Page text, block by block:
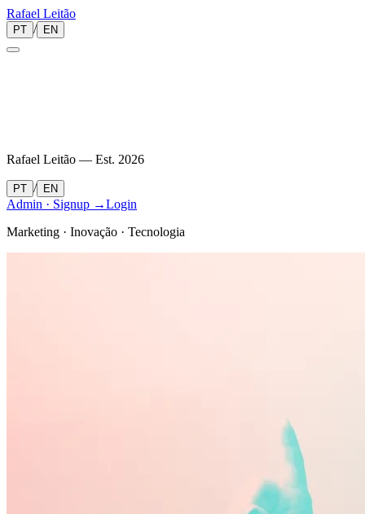
Rafael Leitão
PT / EN
Rafael Leitão — Est. 2026
PT / EN
Admin · Signup →Login
Marketing · Inovação · Tecnologia